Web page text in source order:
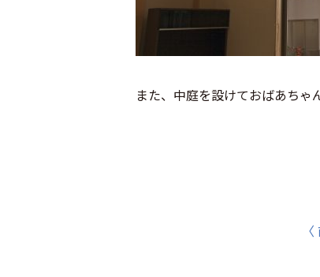
また、中庭を設けておばあちゃ